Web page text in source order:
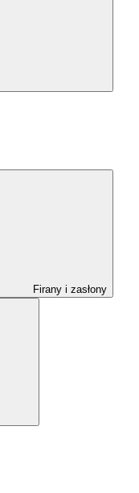
Firany i zasłony